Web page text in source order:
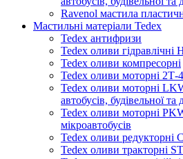
Ravenol мастила
Мастильні матеріали Tedex
Tedex антифризи
Tedex оливи
Tedex оливи компресорні
Tedex оливи моторні 2Т-
Tedex оливи моторні
автобусів, будівельної
Tedex оливи моторні
мікроавтобусів
Tedex оливи редукторні
Tedex оливи тракторні